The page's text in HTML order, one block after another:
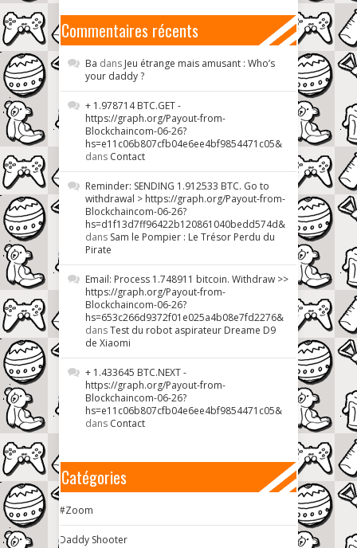
Commentaires récents
Ba dans Jeu étrange mais amusant : Who’s
your daddy ?
+ 1.978714 BTC.GET -
https://graph.org/Payout-from-
Blockchaincom-06-26?
hs=e11c06b807cfb04e6ee4bf9854471c05&
dans Contact
Reminder: SENDING 1.912533 BTC. Go to
withdrawal > https://graph.org/Payout-from-
Blockchaincom-06-26?
hs=d1f13d7ff96422b120861040bedd574d&
dans Sam le Pompier : Le Trésor Perdu du
Pirate
Email: Process 1.748911 bitcoin. Withdraw >>
https://graph.org/Payout-from-
Blockchaincom-06-26?
hs=653c266d9372f01e025a4b08e7fd2276&
dansTest du robot aspirateur Dreame D9
de Xiaomi
+ 1.433645 BTC.NEXT -
https://graph.org/Payout-from-
Blockchaincom-06-26?
hs=e11c06b807cfb04e6ee4bf9854471c05&
dans Contact
Catégories
#Zoom
Daddy Shooter